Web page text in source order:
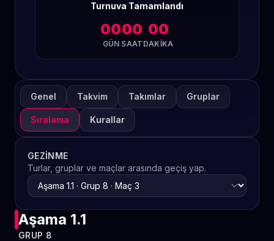
Turnuva Tamamlandı
00
GÜN
00
SAAT
00
DAKIKA
Genel Takvim Takımlar Gruplar
Sıralama Kurallar
GEZINME
Turlar, gruplar ve maçlar arasında geçiş yap.
Aşama 1.1
GRUP 8